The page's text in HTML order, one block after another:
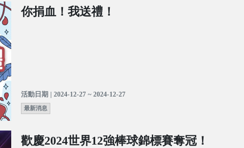
你捐血！我送禮！
活動日期 | 2024-12-27 ~ 2024-12-27
最新消息
歡慶2024世界12強棒球錦標賽奪冠！